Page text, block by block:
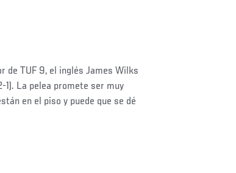
de TUF 9, el inglés James Wilks
1). La pelea promete ser muy
en el piso y puede que se dé